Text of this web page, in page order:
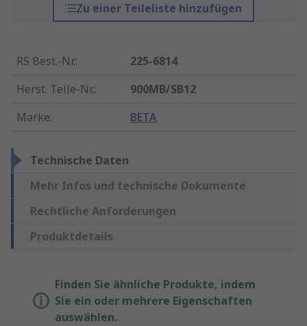
Zu einer Teileliste hinzufügen
RS Best.-Nr.:
225-6814
Herst. Teile-Nr.:
900MB/SB12
Marke: BETA
Technische Daten
Mehr Infos und technische Dokumente
Rechtliche Anforderungen
Produktdetails
Finden Sie ähnliche Produkte, indem
Sie ein oder mehrere Eigenschaften
auswählen.